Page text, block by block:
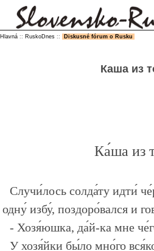
Hlavná :: RuskoDnes :: Diskusné fórum o Rusku
Каша из
Ка́ша из
Случи́лось солда́ту идти́
одну́ избу́, поздоро́вался и
- Хозя́юшка, да́й-ка мне
У хозя́йки бы́ло мно́го